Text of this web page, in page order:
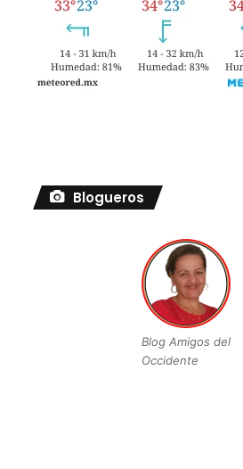
Blogueros
Blog Amigos del
Occidente